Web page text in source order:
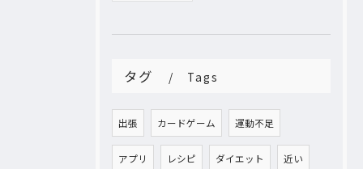
タグ Tags
出張 カードゲーム 運動不足
アプリ レシピ ダイエット 近い